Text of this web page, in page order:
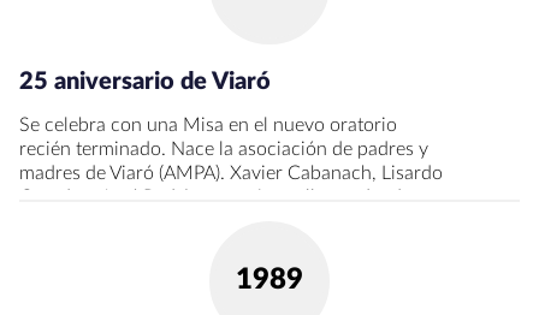
25 aniversario de Viaró
Se celebra con una Misa en el nuevo oratorio
recién terminado. Nace la asociación de padres y
madres de Viaró (AMPA). Xavier Cabanach, Lisardo
de docencia en Viaró. Se celebra la conferencia
internacional titulada “El éxito escolar”.
1989